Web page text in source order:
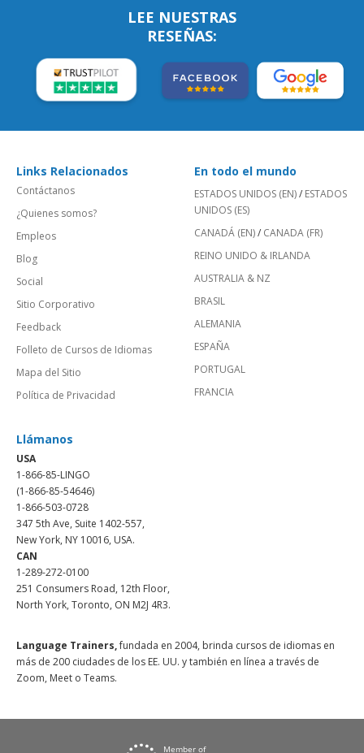
LEE NUESTRAS
RESEÑAS:
Links Relacionados
Contáctanos
¿Quienes somos?
Empleos
Blog
Social
Sitio Corporativo
Feedback
Folleto de Cursos de Idiomas
Mapa del Sitio
Política de Privacidad
En todo el mundo
ESTADOS UNIDOS (EN)/ ESTADOS
UNIDOS (ES)
CANADÁ (EN)/ CANADA (FR)
REINO UNIDO & IRLANDA
AUSTRALIA & NZ
BRASIL
ALEMANIA
ESPAÑA
PORTUGAL
FRANCIA
Llámanos
USA
1-866-85-LINGO
(1-866-85-54646)
1-866-503-0728
347 5th Ave, Suite 1402-557,
New York, NY 10016, USA.
CAN
1-289-272-0100
251 Consumers Road, 12th Floor,
North York, Toronto, ON M2J 4R3.
Language Trainers,fundada en 2004, brinda cursos de idiomas en
más de 200 ciudades de los EE. UU. y también en línea a través de
Zoom, Meet o Teams.